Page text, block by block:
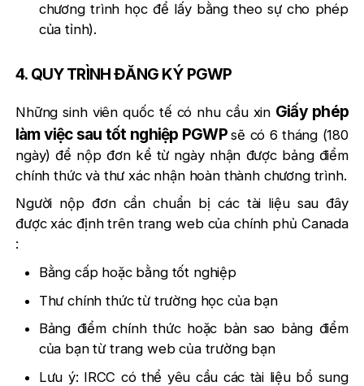
chương trình học để lấy bằng theo sự cho phép
của tỉnh).
4. QUY TRÌNH ĐĂNG KÝ PGWP
Những sinh viên quốc tế có nhu cầu xin Giấy phép
làm việc sau tốt nghiệp PGWPsẽ có 6 tháng (180
ngày) để nộp đơn kể từ ngày nhận được bảng điểm
chính thức và thư xác nhận hoàn thành chương trình.
Người nộp đơn cần chuẩn bị các tài liệu sau đây
được xác định trên trang web của chính phủ Canada
:
Bằng cấp hoặc bằng tốt nghiệp
Thư chính thức từ trường học của bạn
Bảng điểm chính thức hoặc bản sao bảng điểm
của bạn từ trang web của trường bạn
Lưu ý: IRCC có thể yêu cầu các tài liệu bổ sung